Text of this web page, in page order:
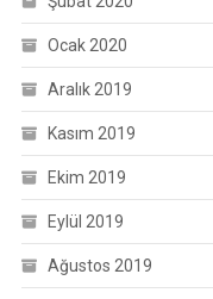
Ocak 2020
Aralık 2019
Kasım 2019
Ekim 2019
Eylül 2019
Ağustos 2019